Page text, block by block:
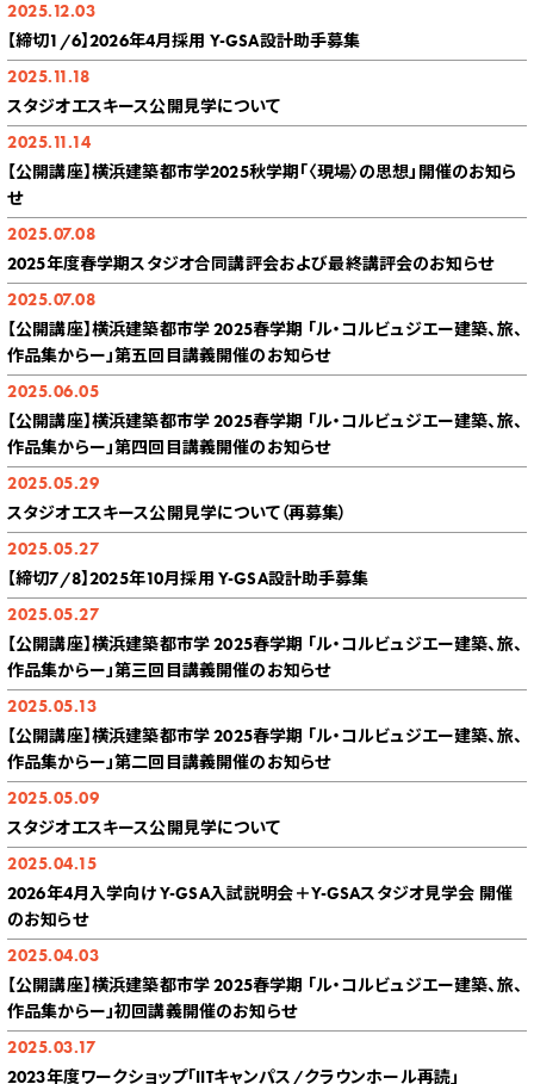
2025.12.03
【締切1/6】2026年4月採用 Y-GSA設計助手募集
2025.11.18
スタジオエスキース公開見学について
2025.11.14
【公開講座】横浜建築都市学2025秋学期「〈現場〉の思想」開催のお知ら
せ
2025.07.08
2025年度春学期スタジオ合同講評会および最終講評会のお知らせ
2025.07.08
【公開講座】横浜建築都市学 2025春学期 「ル・コルビュジエー建築、旅、
作品集からー」第五回目講義開催のお知らせ
2025.06.05
【公開講座】横浜建築都市学 2025春学期 「ル・コルビュジエー建築、旅、
作品集からー」第四回目講義開催のお知らせ
2025.05.29
スタジオエスキース公開見学について（再募集）
2025.05.27
【締切7/8】2025年10月採用 Y-GSA設計助手募集
2025.05.27
【公開講座】横浜建築都市学 2025春学期 「ル・コルビュジエー建築、旅、
作品集からー」第三回目講義開催のお知らせ
2025.05.13
【公開講座】横浜建築都市学 2025春学期 「ル・コルビュジエー建築、旅、
作品集からー」第二回目講義開催のお知らせ
2025.05.09
スタジオエスキース公開見学について
2025.04.15
2026年4月入学向け Y-GSA入試説明会＋Y-GSAスタジオ見学会 開催
のお知らせ
2025.04.03
【公開講座】横浜建築都市学 2025春学期 「ル・コルビュジエー建築、旅、
作品集からー」初回講義開催のお知らせ
2025.03.17
2023年度ワークショップ｢IITキャンパス/クラウンホール再読｣